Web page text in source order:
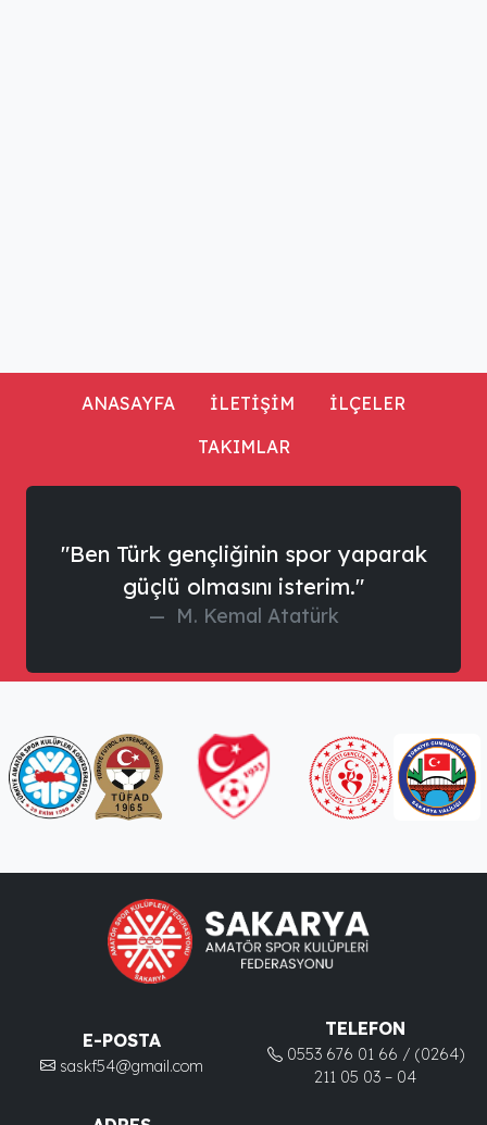
ANASAYFA İLETİŞİM
İLÇELER
TAKIMLAR
"Ben Türk gençliğinin spor yaparak
güçlü olmasını isterim."
M. Kemal Atatürk
E-POSTA
saskf54@gmail.com
TELEFON
0553 676 01 66 / (0264)
211 05 03 – 04